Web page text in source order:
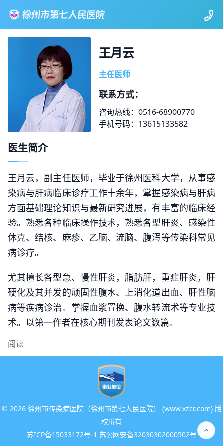
王月云
主任医师
联系方式：
咨询热线：0516-68900770
手机号码：13615133582
医生简介
王月云，副主任医师，毕业于徐州医科大学，从事感
染病与肝病临床诊疗工作十余年，掌握感染病与肝病
方面基础理论知识与最新研究进展，有丰富的临床经
验。熟悉各种临床操作技术，熟悉各型肝炎、感染性
休克、结核、麻疹、乙脑、流脑、腹泻等传染科常见
病诊疗。
尤其擅长各型急、慢性肝炎，脂肪肝，重症肝炎，肝
硬化及其并发的顽固性腹水、上消化道出血、肝性脑
病等疾病诊治。掌握血浆置换、腹水转流术等专业技
术。以第一作者在核心期刊发表论文数篇。
阅读
© 2026 徐州市传染病医院（徐州市第七人民医院） (www.xzcr.com) 版
权所有
苏ICP备15033172号-1 苏公网安备32030302000502号